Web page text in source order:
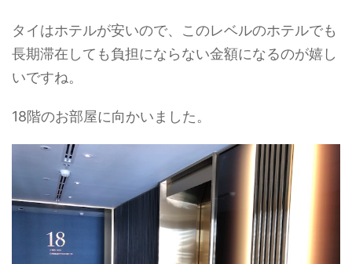
タイはホテルが安いので、このレベルのホテルでも
長期滞在しても負担にならない金額になるのが嬉し
いですね。
18階のお部屋に向かいました。